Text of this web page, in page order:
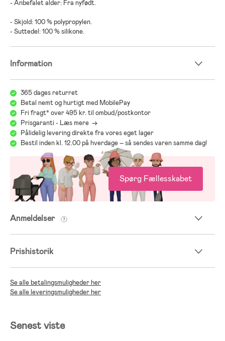
- Anbefalet alder: Fra nyfødt.
- Skjold: 100 % polypropylen.
- Suttedel: 100 % silikone.
Information
365 dages returret
Betal nemt og hurtigt med MobilePay
Fri fragt* over 495 kr. til ombud/postkontor
Prisgaranti - Læs mere ->
Pålidelig levering direkte fra vores eget lager
Bestil inden kl. 12.00 på hverdage – så sendes varen samme dag!
Spørg Fællesskabet
Anmeldelser
Prishistorik
Se alle betalingsmuligheder her
Se alle leveringsmuligheder her
Senest viste